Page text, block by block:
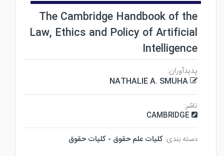
The Cambridge Handbook of the
Law, Ethics and Policy of Artificial
Intelligence
پدیدآوران:
NATHALIE A. SMUHA
ناشر:
CAMBRIDGE
دسته بندی: كليات علم حقوق - كليات حقوق